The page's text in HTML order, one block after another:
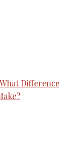
Difference